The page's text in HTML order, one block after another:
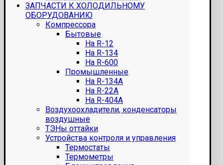
ЗАПЧАСТИ К ХОЛОДИЛЬНОМУ
ОБОРУДОВАНИЮ
Компрессора
Бытовые
На R-12
На R-134
На R-600
Промышленные
На R-134A
На R-22A
На R-404A
Воздухоохладители, конденсаторы
воздушные
ТЭНы оттайки
Устройства контроля и управления
Термостаты
Термометры